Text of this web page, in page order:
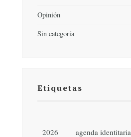
Opinión
Sin categoría
Etiquetas
2026 agenda identitaria